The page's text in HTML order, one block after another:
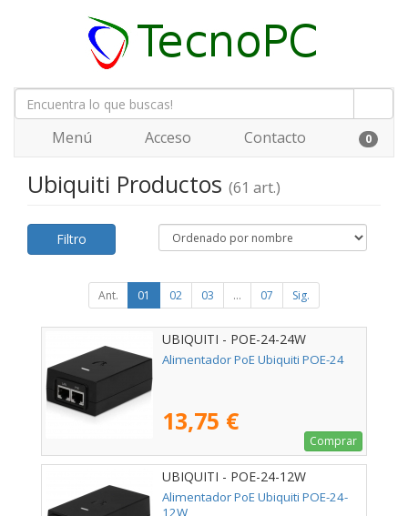
Menú Acceso Contacto 0
Ubiquiti Productos (61 art.)
Filtro
Ant. 01 02 03 ... 07 Sig.
UBIQUITI - POE-24-24W
Alimentador PoE Ubiquiti POE-24
13,75 €
Comprar
UBIQUITI - POE-24-12W
Alimentador PoE Ubiquiti POE-24-
12W